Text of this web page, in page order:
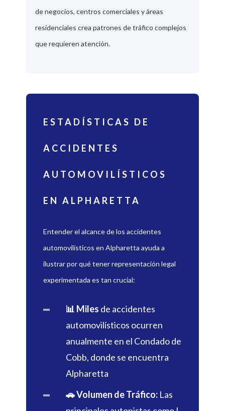
de negocios, centros comerciales y áreas
residenciales crea patrones de tráfico complejos
que requieren atención.
ESTADÍSTICAS DE
ACCIDENTES
AUTOMOVILÍSTICOS
EN ALPHARETTA
Entender el alcance de los accidentes
automovilísticos en Alpharetta ayuda a
ilustrar por qué tener representación legal
experimentada es tan crucial:
📊 Miles de accidentes
automovilísticos ocurren
anualmente en el Condado de
Cobb, donde se encuentra
Alpharetta
🚗 Volumen de Tráfico: Las